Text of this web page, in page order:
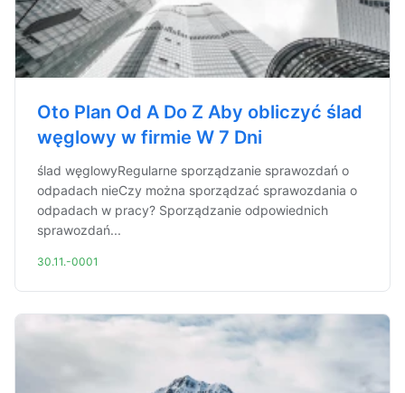
Oto Plan Od A Do Z Aby obliczyć ślad
węglowy w firmie W 7 Dni
ślad węglowyRegularne sporządzanie sprawozdań o
odpadach nieCzy można sporządzać sprawozdania o
odpadach w pracy? Sporządzanie odpowiednich
sprawozdań...
30.11.-0001